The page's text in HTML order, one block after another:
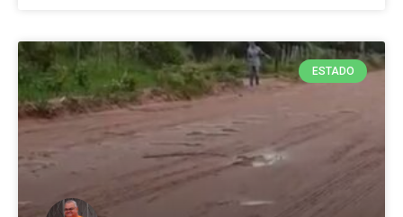
ESTADO